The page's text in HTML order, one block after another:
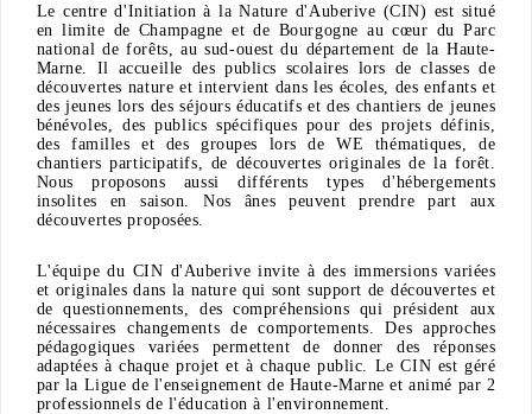
Le centre d'Initiation à la Nature d'Auberive (CIN) est situé
en limite de Champagne et de Bourgogne au cœur du Parc
national de forêts, au sud-ouest du département de la Haute-
Marne. Il accueille des publics scolaires lors de classes de
découvertes nature et intervient dans les écoles, des enfants et
des jeunes lors des séjours éducatifs et des chantiers de jeunes
bénévoles, des publics spécifiques pour des projets définis,
des familles et des groupes lors de WE thématiques, de
chantiers participatifs, de découvertes originales de la forêt.
Nous proposons aussi différents types d'hébergements
insolites en saison. Nos ânes peuvent prendre part aux
découvertes proposées.
L'équipe du CIN d'Auberive invite à des immersions variées
et originales dans la nature qui sont support de découvertes et
de questionnements, des compréhensions qui président aux
nécessaires changements de comportements. Des approches
pédagogiques variées permettent de donner des réponses
adaptées à chaque projet et à chaque public. Le CIN est géré
par la Ligue de l'enseignement de Haute-Marne et animé par 2
professionnels de l'éducation à l'environnement.